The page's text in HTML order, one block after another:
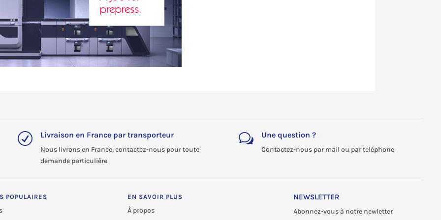
R Livraison en France par transporteur
Nous livrons en France, contactez-nous pour toute
demande particulière
w Une question ?
Contactez-nous par mail ou par téléphone
POPULAIRES EN SAVOIR PLUS
À propos
NEWSLETTER
Abonnez-vous à notre newletter